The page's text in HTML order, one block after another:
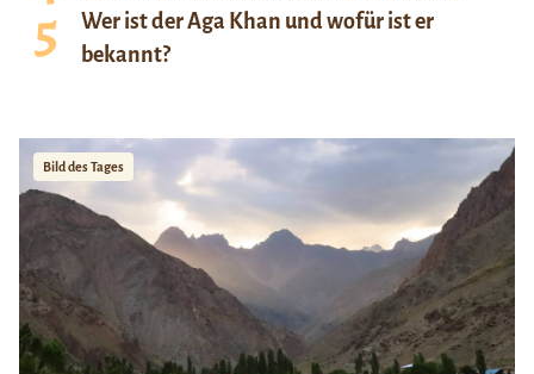
Wer ist der Aga Khan und wofür ist er
bekannt?
Bild des Tages